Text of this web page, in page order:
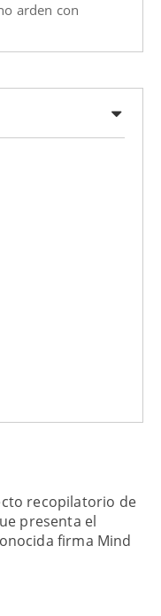
arden con
recopilatorio de
presenta el
firma Mind